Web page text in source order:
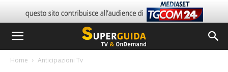
Home Anticipazioni Tv